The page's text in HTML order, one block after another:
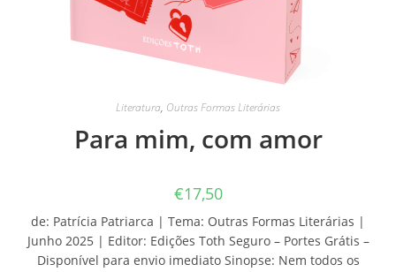
Literatura, Outras Formas Literárias
Para mim, com amor
€17,50
de: Patrícia Patriarca | Tema: Outras Formas Literárias |
Junho 2025 | Editor: Edições Toth Seguro – Portes Grátis –
Disponível para envio imediato Sinopse: Nem todos os